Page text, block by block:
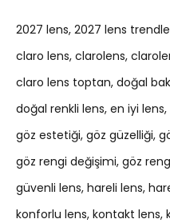
2027 lens 2027 lens
claro lens clarolens
claro lens toptan doğal
doğal renkli lens en iyi lens
göz estetiği göz güzelliği
göz rengi değişimi göz
güvenli lens hareli lens
konforlu lens kontakt lens